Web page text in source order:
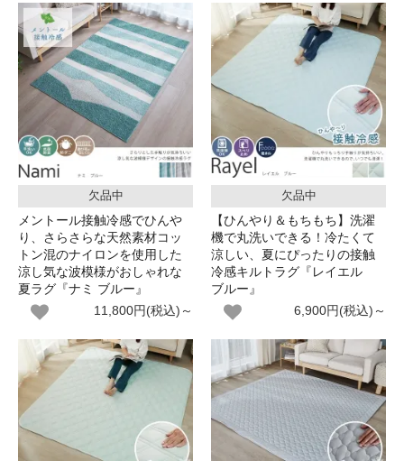
欠品中
メントール接触冷感でひんや
り、さらさらな天然素材コッ
トン混のナイロンを使用した
涼し気な波模様がおしゃれな
夏ラグ『ナミ ブルー』
11,800円(税込)～
欠品中
【ひんやり＆もちもち】洗濯
機で丸洗いできる！冷たくて
涼しい、夏にぴったりの接触
冷感キルトラグ『レイエル
ブルー』
6,900円(税込)～